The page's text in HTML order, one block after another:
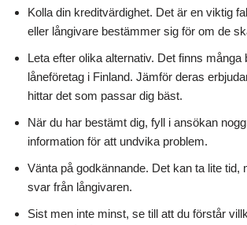
Kolla din kreditvärdighet. Det är en viktig
eller långivare bestämmer sig för om de
Leta efter olika alternativ. Det finns många
låneföretag i Finland. Jämför deras
hittar det som passar dig bäst.
När du har bestämt dig, fyll i ansökan
information för att undvika problem.
Vänta på godkännande. Det kan ta lite tid,
svar från långivaren.
Sist men inte minst, se till att du förstår